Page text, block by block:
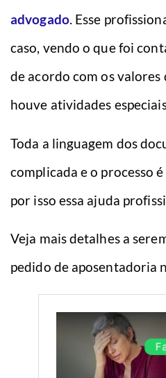
advogado. Esse
caso, vendo o que foi
de acordo com os
houve atividades
Toda a linguagem dos
complicada e o processo
por isso essa ajuda
Veja mais detalhes a
pedido de aposentadoria